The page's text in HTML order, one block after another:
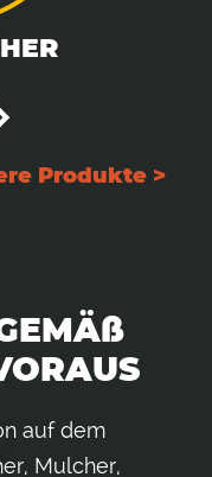
Produkte >
auf dem
Mulcher,